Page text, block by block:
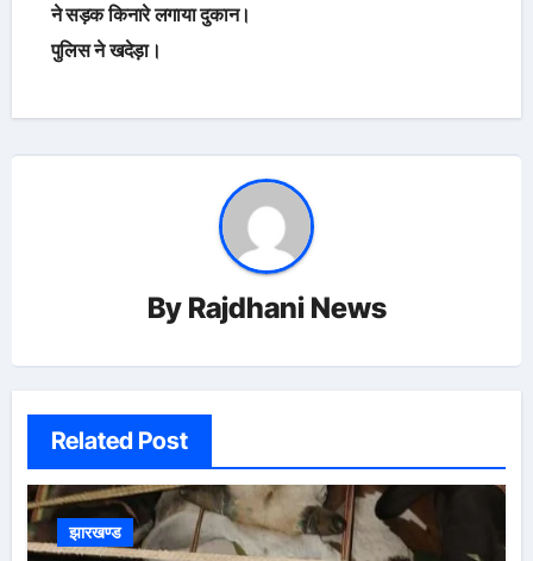
ने सड़क किनारे लगाया दुकान।
पुलिस ने खदेड़ा।
By Rajdhani News
Related Post
झारखण्ड